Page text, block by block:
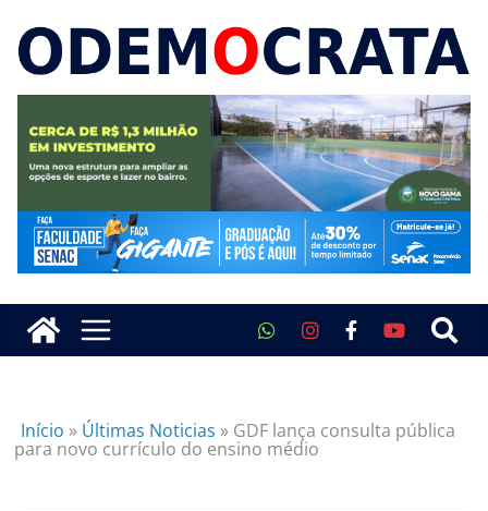
Início » Últimas Noticias » GDF lança consulta pública
para novo currículo do ensino médio